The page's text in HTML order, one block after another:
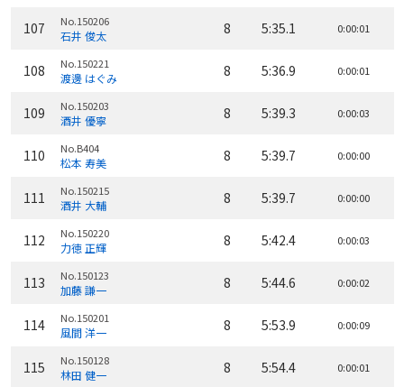
107 No.150206
石井 俊太 8 5:35.1 0:00:01
108 No.150221
渡邊 はぐみ 8 5:36.9 0:00:01
109 No.150203
酒井 優寧 8 5:39.3 0:00:03
110 No.B404
松本 寿美 8 5:39.7 0:00:00
111 No.150215
酒井 大輔 8 5:39.7 0:00:00
112 No.150220
力徳 正輝 8 5:42.4 0:00:03
113 No.150123
加藤 謙一 8 5:44.6 0:00:02
114 No.150201
風間 洋一 8 5:53.9 0:00:09
115 No.150128
林田 健一 8 5:54.4 0:00:01